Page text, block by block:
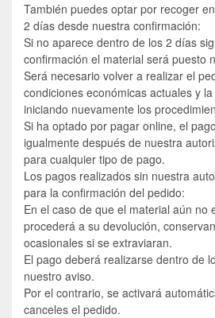
También puedes optar por recoger
2 días desde nuestra confirmación:
Si no aparece dentro de los 2 días
confirmación el material será puesto
Será necesario volver a realizar el
condiciones económicas actuales y
iniciando nuevamente los
Si ha optado por pagar online, el
igualmente después de nuestra
para cualquier tipo de pago.
Los pagos realizados sin nuestra
para la confirmación del pedido:
En el caso de que el material aún no
procederá a su devolución,
ocasionales si se extraviaran.
El pago deberá realizarse dentro de
nuestro aviso.
Por el contrario, se activará
canceles el pedido.